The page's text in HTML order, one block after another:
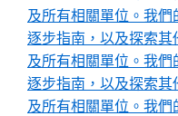
及所有相關單位。我們
逐步指南，以及探索其
及所有相關單位。我們
逐步指南，以及探索其
及所有相關單位。我們